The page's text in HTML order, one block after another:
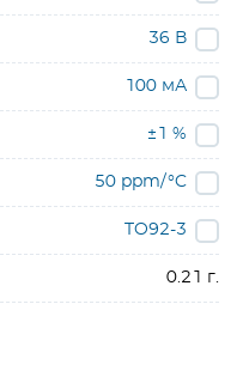
36 В
100 мА
±1 %
50 ppm/°C
TO92-3
0.21 г.